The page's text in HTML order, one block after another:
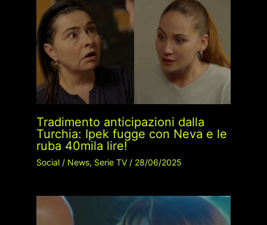
Tradimento anticipazioni dalla
Turchia: Ipek fugge con Neva e le
ruba 40mila lire!
Social/ News, Serie TV/ 28/06/2025